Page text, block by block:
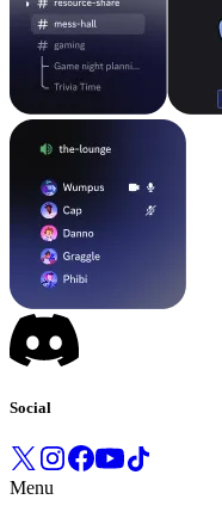
Social
Menu